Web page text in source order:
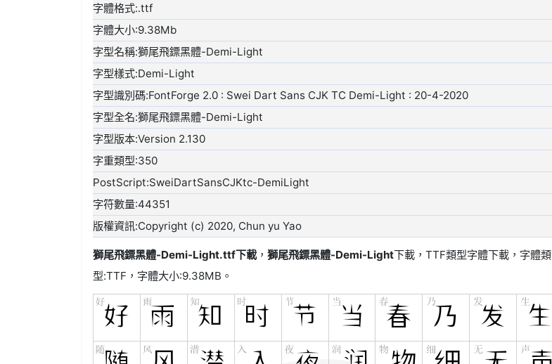
字體格式:.ttf
字體大小:9.38Mb
字型名稱:獅尾飛鏢黑體-Demi-Light
字型樣式:Demi-Light
字型識別碼:FontForge 2.0 : Swei Dart Sans CJK TC Demi-Light : 20-4-2020
字型全名:獅尾飛鏢黑體-Demi-Light
字型版本:Version 2.130
字重類型:350
PostScript:SweiDartSansCJKtc-DemiLight
字符數量:44351
版權資訊:Copyright (c) 2020, Chun yu Yao
獅尾飛鏢黑體-Demi-Light.ttf下載，獅尾飛鏢黑體-Demi-Light下載，TTF類型字體下載，字體類
型:TTF ，字體大小:9.38MB。